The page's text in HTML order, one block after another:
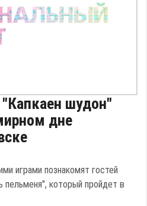
шудон"
дне
играми познакомят гостей
который пройдет в